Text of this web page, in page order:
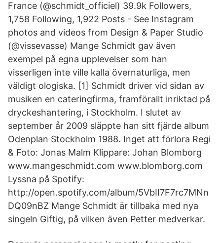
France (@schmidt_officiel) 39.9k Followers,
1,758 Following, 1,922 Posts - See Instagram
photos and videos from Design & Paper Studio
(@vissevasse) Mange Schmidt gav även
exempel på egna upplevelser som han
visserligen inte ville kalla övernaturliga, men
väldigt ologiska. [1] Schmidt driver vid sidan av
musiken en cateringfirma, framförallt inriktad på
dryckeshantering, i Stockholm. I slutet av
september år 2009 släppte han sitt fjärde album
Odenplan Stockholm 1988. Inget att förlora Regi
& Foto: Jonas Malm Klippare: Johan Blomborg
www.mangeschmidt.com www.blomborg.com
Lyssna på Spotify:
http://open.spotify.com/album/5VbII7F7rc7MNn
DQ09nBZ Mange Schmidt är tillbaka med nya
singeln Giftig, på vilken även Petter medverkar.